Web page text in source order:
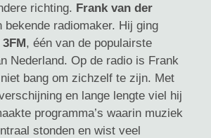
richting. Frank van der
bekende radiomaker. Hij ging
, één van de populairste
Nederland. Op de radio is Frank
bang om zichzelf te zijn. Met
en lange lengte viel hij
programma’s waarin muziek
stonden en wist veel